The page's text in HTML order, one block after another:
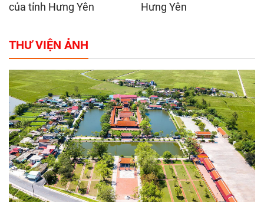
của tỉnh Hưng Yên
Hưng Yên
THƯ VIỆN ẢNH